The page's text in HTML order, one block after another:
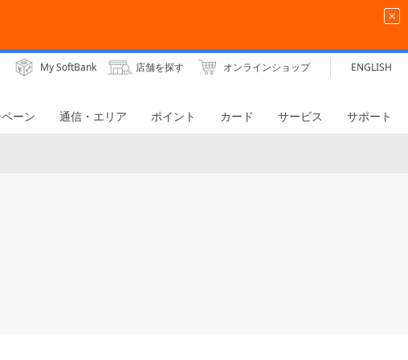
My SoftBank 店舗を探す オンラインショップ ENGLISH
ーン 通信・エリア ポイント カード サービス サポート